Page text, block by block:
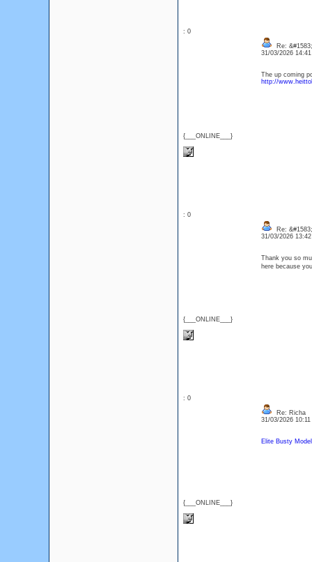
: 0
{___ONLINE___}
Re:
31/03/2026
The up coming
http://
: 0
{___ONLINE___}
Re:
31/03/2026
Thank you so
here because
: 0
{___ONLINE___}
Re: Richa
31/03/2026
Elite Busty